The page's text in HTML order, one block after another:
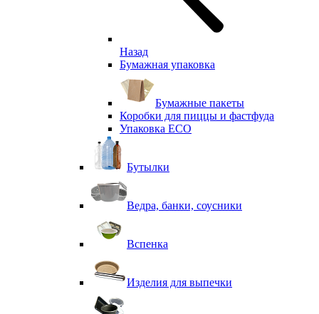
Назад
Бумажная упаковка
Бумажные пакеты
Коробки для пиццы и фастфуда
Упаковка ECO
Бутылки
Ведра, банки, соусники
Вспенка
Изделия для выпечки